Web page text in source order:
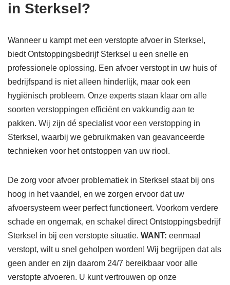
in Sterksel?
Wanneer u kampt met een verstopte afvoer in Sterksel,
biedt Ontstoppingsbedrijf Sterksel u een snelle en
professionele oplossing. Een afvoer verstopt in uw huis of
bedrijfspand is niet alleen hinderlijk, maar ook een
hygiënisch probleem. Onze experts staan klaar om alle
soorten verstoppingen efficiënt en vakkundig aan te
pakken. Wij zijn dé specialist voor een verstopping in
Sterksel, waarbij we gebruikmaken van geavanceerde
technieken voor het ontstoppen van uw riool.
De zorg voor afvoer problematiek in Sterksel staat bij ons
hoog in het vaandel, en we zorgen ervoor dat uw
afvoersysteem weer perfect functioneert. Voorkom verdere
schade en ongemak, en schakel direct Ontstoppingsbedrijf
Sterksel in bij een verstopte situatie. WANT: eenmaal
verstopt, wilt u snel geholpen worden! Wij begrijpen dat als
geen ander en zijn daarom 24/7 bereikbaar voor alle
verstopte afvoeren. U kunt vertrouwen op onze